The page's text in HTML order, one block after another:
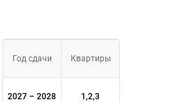
Год сдачи Квартиры
2027 – 2028 1,2,3